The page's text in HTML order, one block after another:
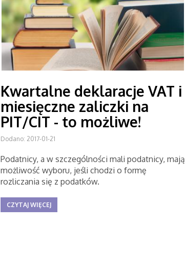
Kwartalne deklaracje VAT i
miesięczne zaliczki na
PIT/CIT - to możliwe!
Dodano: 2017-01-21
Podatnicy, a w szczególności mali podatnicy, mają
możliwość wyboru, jeśli chodzi o formę
rozliczania się z podatków.
CZYTAJ WIĘCEJ